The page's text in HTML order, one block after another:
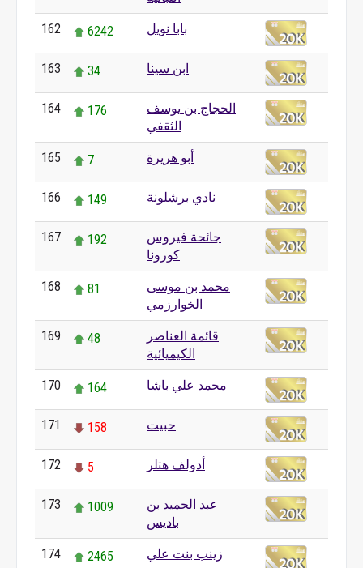
162 6242 بابا نويل
163 34 ابن سينا
164 176
الحجاج بن يوسف
الثقفي
165 7 أبو هريرة
166 149 نادي برشلونة
167 192
جائحة فيروس
كورونا
168 81
محمد بن موسى
الخوارزمي
169 48
قائمة العناصر
الكيميائية
170 164 محمد علي باشا
171 158 حبيت
172 5 أدولف هتلر
173 1009
عبد الحميد بن
باديس
174 2465 زينب بنت علي